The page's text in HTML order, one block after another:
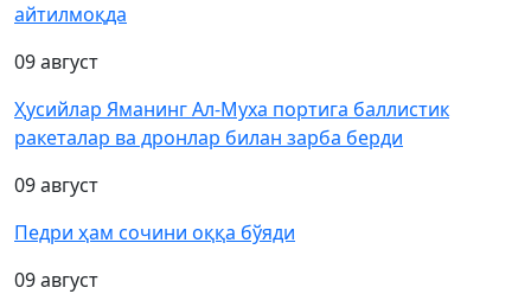
айтилмоқда
09 август
Ҳусийлар Яманинг Ал-Муха портига баллистик
ракеталар ва дронлар билан зарба берди
09 август
Педри ҳам сочини оққа бўяди
09 август